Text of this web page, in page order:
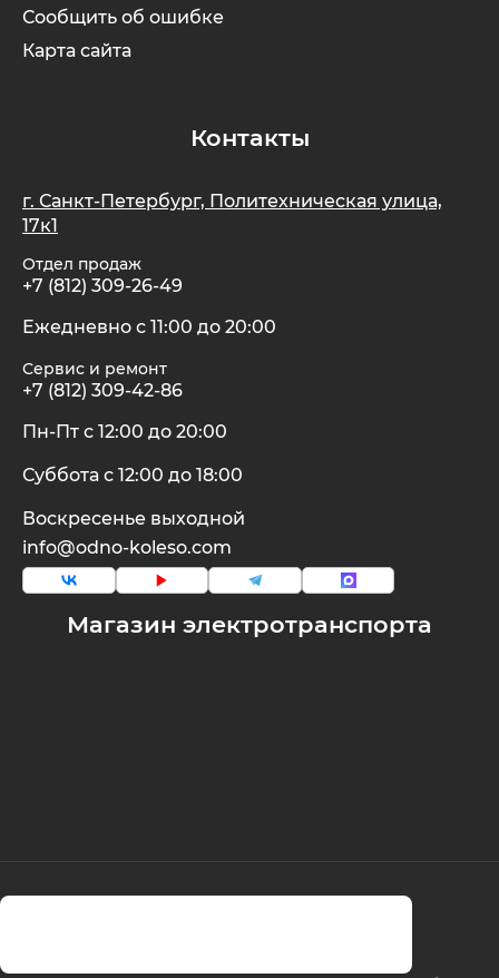
Магазин электротранспорта
Сообщить об ошибке
Карта сайта
Контакты
г. Санкт-Петербург, Политехническая улица,
17к1
Отдел продаж
+7 (812) 309-26-49
Ежедневно с 11:00 до 20:00
Сервис и ремонт
+7 (812) 309-42-86
Пн-Пт с 12:00 до 20:00
Суббота с 12:00 до 18:00
Воскресенье выходной
info@odno-koleso.com